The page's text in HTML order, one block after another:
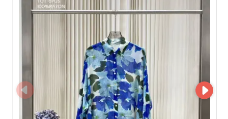
gotowymi odpowiedzieć na wszelkie pytania i wspierać
decyzje zakupowe. To podejście skoncentrowane na
każdej firmy pragnącej rozwijać swoją gamę produktów
detalicznych są liczne: regularnie odnawiane kolekcje,
konkurencyjne ceny oraz gwarancja produktów
spełniających najwyższe standardy jakości. Ponadto,
współpracując z New epoch, detaliści korzystają z
efektywnej logistyki, która minimalizuje czas dostawy,
umożliwiając szybkie uzupełnianie zapasów. Dla każdej
firmy chcącej wzmocnić swoją pozycję na rynku odzieży
damskiej, New epoch stanowi prawdziwy strategiczny
atut, łączący wiedzę fachową, nieskazitelną obsługę i
produkty na czele mody.